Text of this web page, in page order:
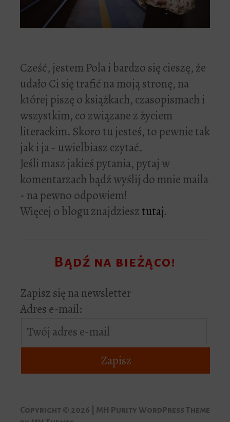
Cześć, jestem Pola i bardzo się cieszę, że
udało Ci się trafić na moją stronę, na
której piszę o książkach, czasopismach i
wszystkim, co związane z życiem
literackim. Skoro tu jesteś, to pewnie tak
jak i ja - uwielbiasz czytać.
Jeśli masz jakieś pytania, pytaj w
komentarzach bądź wyślij do mnie maila
- na pewno odpowiem!
Więcej o blogu znajdziesztutaj.
Bądź na bieżąco!
Zapisz się na newsletter
Adres e-mail:
Copyright © 2026 | MH Purity WordPress Theme